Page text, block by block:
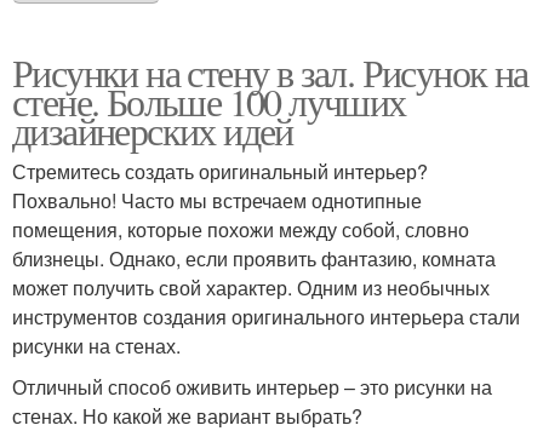
Рисунки на стену в зал. Рисунок на
стене. Больше 100 лучших
дизайнерских идей
Стремитесь создать оригинальный интерьер?
Похвально! Часто мы встречаем однотипные
помещения, которые похожи между собой, словно
близнецы. Однако, если проявить фантазию, комната
может получить свой характер. Одним из необычных
инструментов создания оригинального интерьера стали
рисунки на стенах.
Отличный способ оживить интерьер – это рисунки на
стенах. Но какой же вариант выбрать?